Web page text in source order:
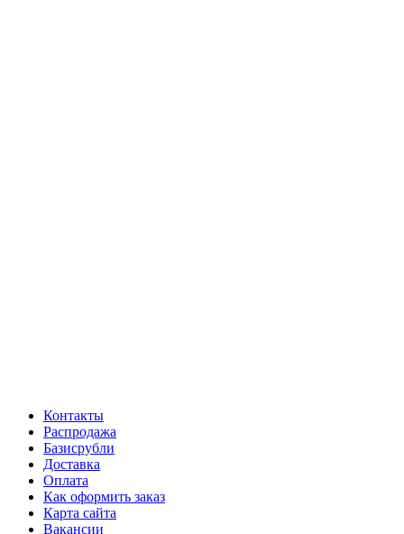
Контакты
Распродажа
Базисрубли
Доставка
Оплата
Как оформить заказ
Карта сайта
Вакансии